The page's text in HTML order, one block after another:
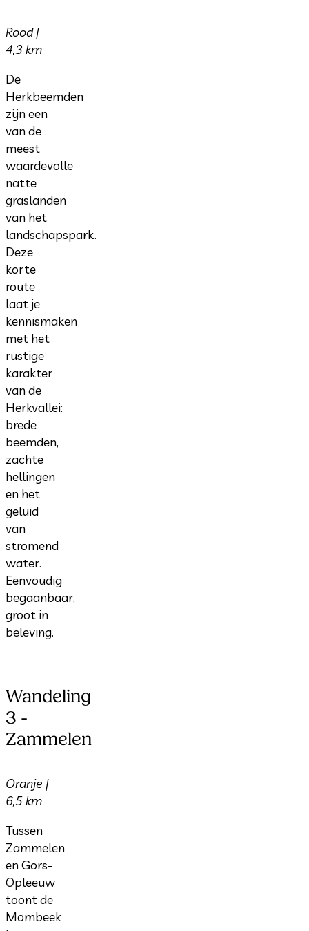
Rood |
4,3 km
De
Herkbeemden
zijn een
van de
meest
waardevolle
natte
graslanden
van het
landschapspark.
Deze
korte
route
laat je
kennismaken
met het
rustige
karakter
van de
Herkvallei:
brede
beemden,
zachte
hellingen
en het
geluid
van
stromend
water.
Eenvoudig
begaanbaar,
groot in
beleving.
Wandeling
3 -
Zammelen
Oranje |
6,5 km
Tussen
Zammelen
en Gors-
Opleeuw
toont de
Mombeek